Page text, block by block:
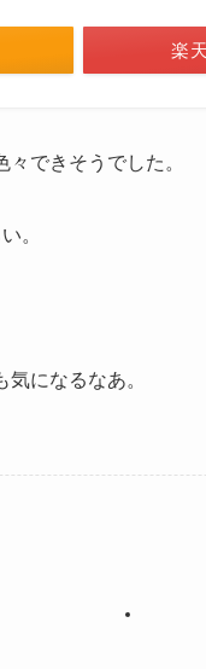
楽
できそうでした。
。
になるなあ。